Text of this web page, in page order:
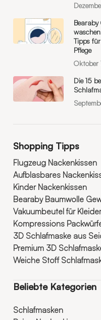
Bearaby
Tipps
Pflege
Oktober
Die 15
Shopping Tipps
Flugzeug Nackenkissen
Aufblasbares
Kinder Nackenkissen
Bearaby Baumwolle
Vakuumbeutel für
Kompressions
3D Schlafmaske aus
Premium 3D
Weiche Stoff
Beliebte Kategorien
Schlafmasken